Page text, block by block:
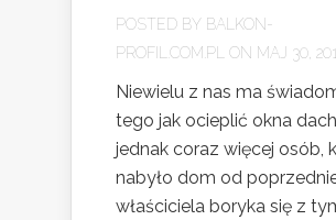
POSTED BY BALKON-
PROFIL.COM.PL
ON MAJ 30,
Niewielu z nas ma
tego jak ocieplić okna
jednak coraz więcej osób,
nabyło dom od
właściciela boryka się z